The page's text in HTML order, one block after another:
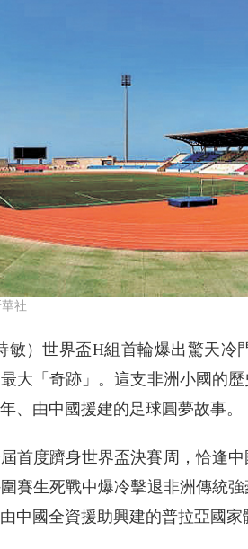
社
敏）世界盃H組首輪爆出驚天冷
大「奇跡」。這支非洲小國的
、由中國援建的足球圓夢故事。
首度躋身世界盃決賽周，恰逢
賽生死戰中爆冷擊退非洲傳統
中國全資援助興建的普拉亞國家